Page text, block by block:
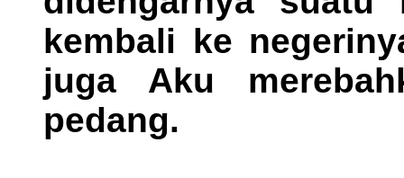
kembali ke
juga Aku
pedang.